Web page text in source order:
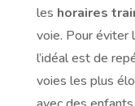
les horaires
voie. Pour éviter
l’idéal est de
voies les plus